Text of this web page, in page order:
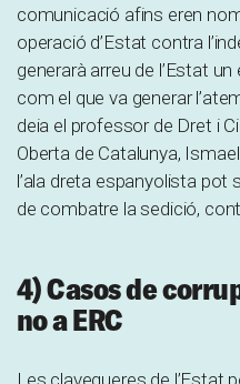
comunicació afins eren
operació d’Estat contra
generarà arreu de l’Estat
com el que va generar
deia el professor de Dret i
Oberta de Catalunya,
l’ala dreta espanyolista
de combatre la sedició,
4) Casos de
no a ERC